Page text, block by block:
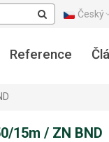
Český
Reference
15m / ZN BND